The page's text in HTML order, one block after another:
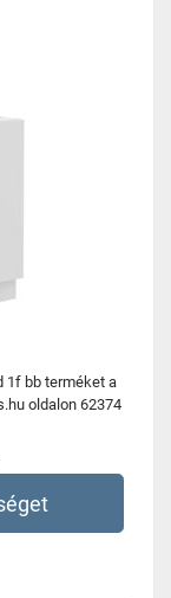
1f bb terméket a
oldalon 62374